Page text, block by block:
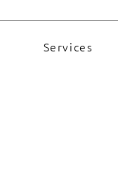
Services